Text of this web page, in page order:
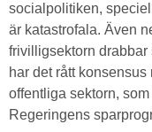
socialpolitiken,
är katastrofala. Även
frivilligsektorn
har det rått
offentliga sektorn,
Regeringens